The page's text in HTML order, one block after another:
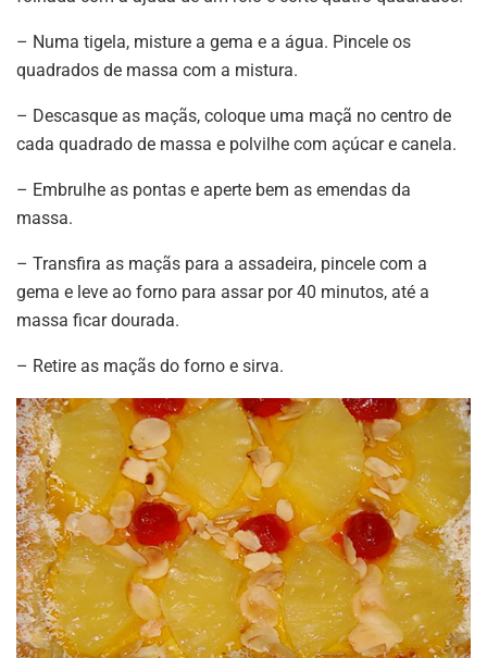
– Numa tigela, misture a gema e a água. Pincele os
quadrados de massa com a mistura.
– Descasque as maçãs, coloque uma maçã no centro de
cada quadrado de massa e polvilhe com açúcar e canela.
– Embrulhe as pontas e aperte bem as emendas da
massa.
– Transfira as maçãs para a assadeira, pincele com a
gema e leve ao forno para assar por 40 minutos, até a
massa ficar dourada.
– Retire as maçãs do forno e sirva.